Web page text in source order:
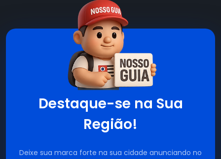
Destaque-se na Sua
Região!
Deixe sua marca forte na sua cidade anunciando no